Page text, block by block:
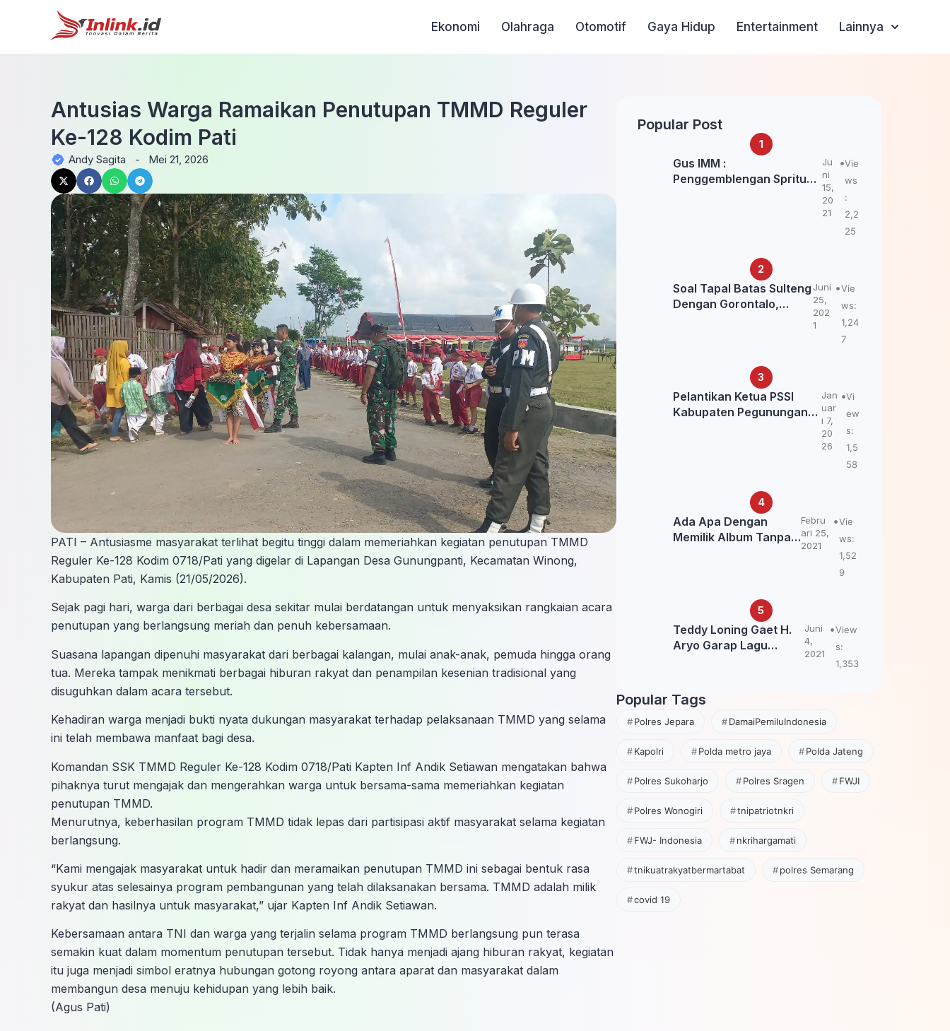
Ekonomi Olahraga Otomotif Gaya Hidup Entertainment Lainnya
Antusias Warga Ramaikan Penutupan TMMD Reguler
Ke-128 Kodim Pati
Andy Sagita - Mei 21, 2026
PATI – Antusiasme masyarakat terlihat begitu tinggi dalam memeriahkan kegiatan penutupan TMMD
Reguler Ke-128 Kodim 0718/Pati yang digelar di Lapangan Desa Gunungpanti, Kecamatan Winong,
Kabupaten Pati, Kamis (21/05/2026).
Sejak pagi hari, warga dari berbagai desa sekitar mulai berdatangan untuk menyaksikan rangkaian acara
penutupan yang berlangsung meriah dan penuh kebersamaan.
Suasana lapangan dipenuhi masyarakat dari berbagai kalangan, mulai anak-anak, pemuda hingga orang
tua. Mereka tampak menikmati berbagai hiburan rakyat dan penampilan kesenian tradisional yang
disuguhkan dalam acara tersebut.
Kehadiran warga menjadi bukti nyata dukungan masyarakat terhadap pelaksanaan TMMD yang selama
ini telah membawa manfaat bagi desa.
Komandan SSK TMMD Reguler Ke-128 Kodim 0718/Pati Kapten Inf Andik Setiawan mengatakan bahwa
pihaknya turut mengajak dan mengerahkan warga untuk bersama-sama memeriahkan kegiatan
penutupan TMMD.
Menurutnya, keberhasilan program TMMD tidak lepas dari partisipasi aktif masyarakat selama kegiatan
berlangsung.
“Kami mengajak masyarakat untuk hadir dan meramaikan penutupan TMMD ini sebagai bentuk rasa
syukur atas selesainya program pembangunan yang telah dilaksanakan bersama. TMMD adalah milik
rakyat dan hasilnya untuk masyarakat,” ujar Kapten Inf Andik Setiawan.
Kebersamaan antara TNI dan warga yang terjalin selama program TMMD berlangsung pun terasa
semakin kuat dalam momentum penutupan tersebut. Tidak hanya menjadi ajang hiburan rakyat, kegiatan
itu juga menjadi simbol eratnya hubungan gotong royong antara aparat dan masyarakat dalam
membangun desa menuju kehidupan yang lebih baik.
(Agus Pati)
Popular Post
Gus IMM :
Penggemblengan Spritual
Ju
ni
15,
20
21
Vie
ws
:
2,2
25
Soal Tapal Batas Sulteng
Dengan Gorontalo,
Juni
25,
202
1
Vie
ws:
1,24
7
Pelantikan Ketua PSSI
Kabupaten Pegunungan
Jan
uar
i 7,
20
26
Vi
ew
s:
1,5
58
Ada Apa Dengan
Memilik Album Tanpa
Febru
ari 25,
2021
Vie
ws:
1,52
9
Teddy Loning Gaet H.
Aryo Garap Lagu
Juni
4,
2021
View
s:
1,353
Popular Tags
Polres Jepara DamaiPemiluIndonesia
Kapolri Polda metro jaya Polda Jateng
Polres Sukoharjo Polres Sragen FWJI
Polres Wonogiri tnipatriotnkri
FWJ- Indonesia nkrihargamati
tnikuatrakyatbermartabat polres Semarang
covid 19